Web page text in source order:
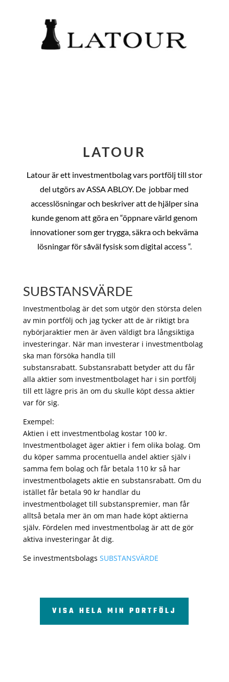
LATOUR
Latour är ett investmentbolag vars portfölj till stor
del utgörs av ASSA ABLOY. De jobbar med
accesslösningar och beskriver att de hjälper sina
kunde genom att göra en “öppnare värld genom
innovationer som ger trygga, säkra och bekväma
lösningar för såväl fysisk som digital access “.
SUBSTANSVÄRDE
Investmentbolag är det som utgör den största delen
av min portfölj och jag tycker att de är riktigt bra
nybörjaraktier men är även väldigt bra långsiktiga
investeringar. När man investerar i investmentbolag
ska man försöka handla till
substansrabatt. Substansrabatt betyder att du får
alla aktier som investmentbolaget har i sin portfölj
till ett lägre pris än om du skulle köpt dessa aktier
var för sig.
Exempel:
Aktien i ett investmentbolag kostar 100 kr.
Investmentbolaget äger aktier i fem olika bolag. Om
du köper samma procentuella andel aktier själv i
samma fem bolag och får betala 110 kr så har
investmentbolagets aktie en substansrabatt. Om du
istället får betala 90 kr handlar du
investmentbolaget till substanspremier, man får
alltså betala mer än om man hade köpt aktierna
själv. Fördelen med investmentbolag är att de gör
aktiva investeringar åt dig.
Se investmentsbolags SUBSTANSVÄRDE
VISA HELA MIN PORTFÖLJ